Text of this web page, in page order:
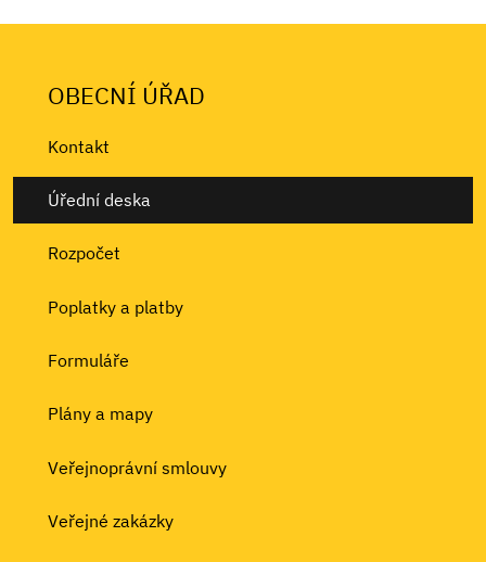
OBECNÍ ÚŘAD
Kontakt
Úřední deska
Rozpočet
Poplatky a platby
Formuláře
Plány a mapy
Veřejnoprávní smlouvy
Veřejné zakázky